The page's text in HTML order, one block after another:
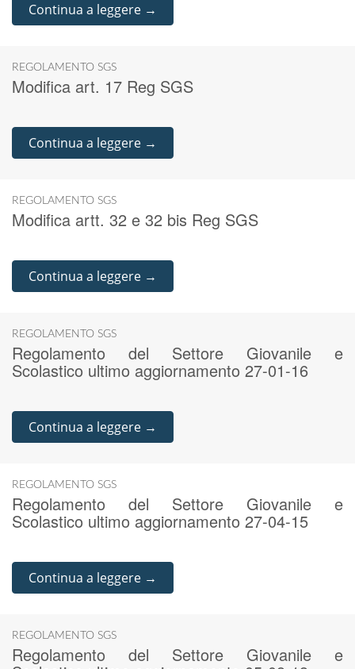
Continua a leggere →
REGOLAMENTO SGS
Modifica art. 17 Reg SGS
Continua a leggere →
REGOLAMENTO SGS
Modifica artt. 32 e 32 bis Reg SGS
Continua a leggere →
REGOLAMENTO SGS
Regolamento del Settore Giovanile e
Scolastico ultimo aggiornamento 27-01-16
Continua a leggere →
REGOLAMENTO SGS
Regolamento del Settore Giovanile e
Scolastico ultimo aggiornamento 27-04-15
Continua a leggere →
REGOLAMENTO SGS
Regolamento del Settore Giovanile e